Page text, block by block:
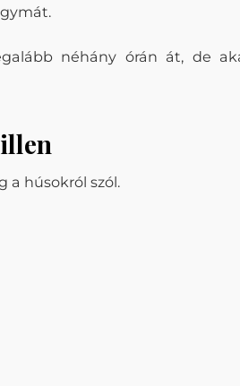
néhány órán át, de
a húsokról szól.